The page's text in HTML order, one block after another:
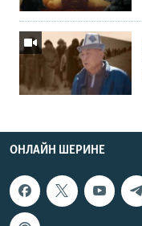
ОНЛАЙН ШЕРИНЕ